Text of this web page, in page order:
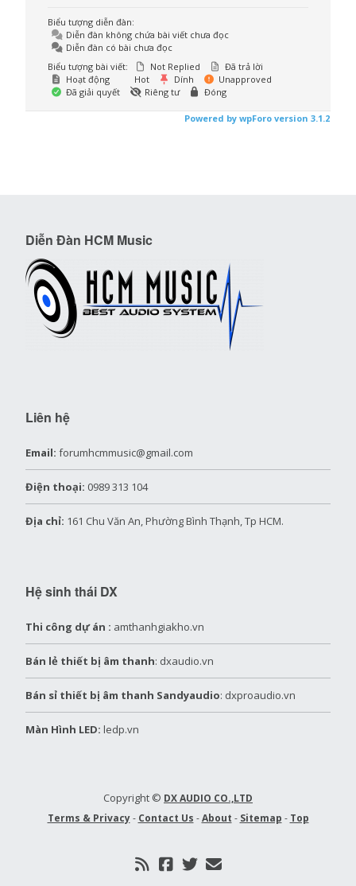
Biểu tượng diễn đàn:
Diễn đàn không chứa bài viết chưa đọc
Diễn đàn có bài chưa đọc
Biểu tượng bài viết:
Not Replied
Đã trả lời
Hoạt động
Hot Dính
Unapproved
Đã giải quyết
Riêng tư Đóng
Powered by wpForo version 3.1.2
Diễn Đàn HCM Music
Liên hệ
Email: forumhcmmusic@gmail.com
Điện thoại: 0989 313 104
Địa chỉ: 161 Chu Văn An, Phường Bình Thạnh, Tp HCM.
Hệ sinh thái DX
Thi công dự án : amthanhgiakho.vn
Bán lẻ thiết bị âm thanh: dxaudio.vn
Bán sỉ thiết bị âm thanh Sandyaudio: dxproaudio.vn
Màn Hình LED: ledp.vn
Copyright © DX AUDIO CO.,LTD
Terms & Privacy- Contact Us -About - Sitemap - Top